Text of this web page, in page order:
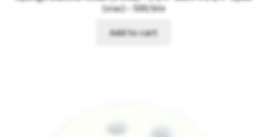
(vrac) – 500/bte
Add to cart